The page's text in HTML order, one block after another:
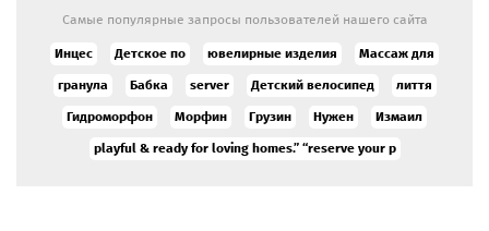
Самые популярные запросы пользователей нашего сайта
Инцес Детское по ювелирные изделия Массаж для
гранула Бабка server Детский велосипед лиття
Гидроморфон Морфин Грузин Нужен Измаил
playful & ready for loving homes.” “reserve your p